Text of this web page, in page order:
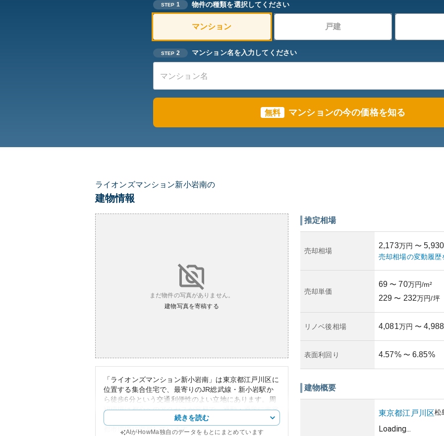
STEP 1 物件の種類を選択してください
マンション 戸建
STEP 2 マンション名を入力してください
無料 マンションの今の価格を知る
ライオンズマンション新小岩南の
建物情報
まだ物件の写真がありません。
建物写真を寄稿する
「ライオンズマンション新小岩南」は東京都江戸川区に
位置する集合住宅で、最寄りのJR総武線・新小岩駅か
ら徒歩6分という交通利便性のよい立地にあります。周
辺環境は都心へのアクセスが容易で、通勤・通学に非常
に適しています。外観は落ち着いたデザインで、周囲の
都市環境に調和しています。
続きを読む
AIがHowMa独自のデータをもとにまとめています
推定相場
売却相場
2,173万円 〜 5,930
売却相場の変動履歴
売却単価
69 〜 70万円/m²
229 〜 232万円/坪
リノベ後相場 4,081万円 〜 4,988
表面利回り 4.57% 〜 6.85%
建物概要
東京都江戸川区松
Loading...